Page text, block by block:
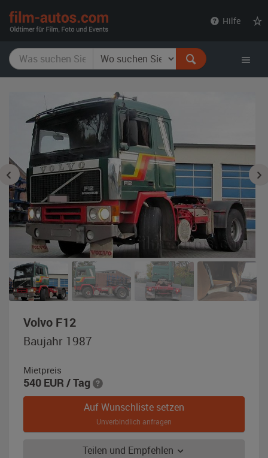
Hilfe
Volvo F12,
Baujahr
1987,
/
rot
Baujahr 1987
Mietpreis
540 EUR / Tag
Auf Wunschliste setzen
Unverbindlich anfragen
Teilen und Empfehlen